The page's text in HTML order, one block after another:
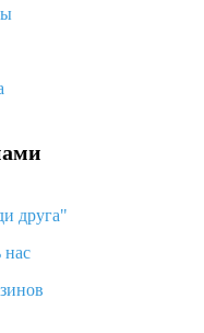
друга"
нас